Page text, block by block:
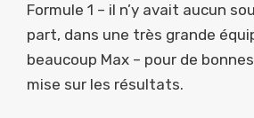
Formule 1 – il n’y avait aucun
part, dans une très grande
beaucoup Max – pour de
mise sur les résultats.